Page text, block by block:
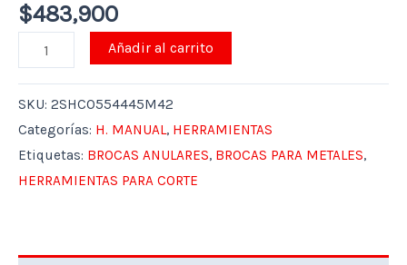
$483,900
Añadir al carrito
SKU: 2SHCO554445M42
Categorías: H. MANUAL, HERRAMIENTAS
Etiquetas: BROCAS ANULARES, BROCAS PARA METALES,
HERRAMIENTAS PARA CORTE